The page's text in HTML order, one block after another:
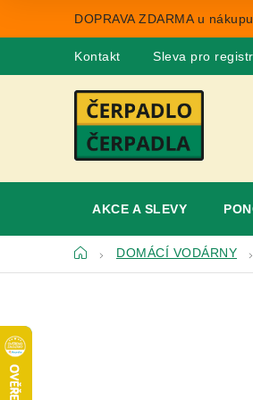
DOPRAVA ZDARMA u
Kontakt Sleva pro
AKCE A SLEVY
DomůDOMÁCÍ VODÁRNY